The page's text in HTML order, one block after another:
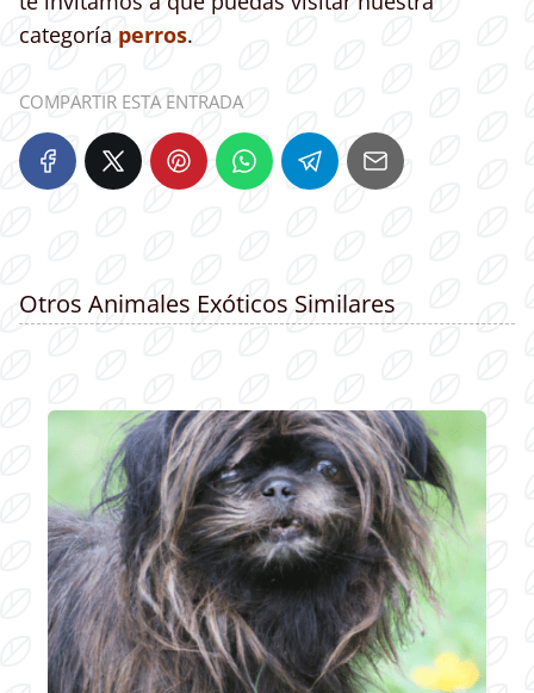
categoría perros.
COMPARTIR ESTA ENTRADA
Otros Animales Exóticos Similares